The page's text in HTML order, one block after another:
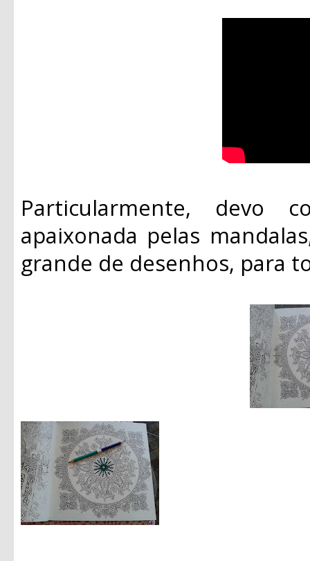
Particularmente, devo
apaixonada pelas
grande de desenhos, para